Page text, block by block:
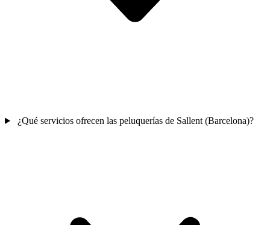
¿Qué servicios ofrecen las peluquerías de Sallent (Barcelona)?